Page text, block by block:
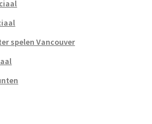
spelen Vancouver